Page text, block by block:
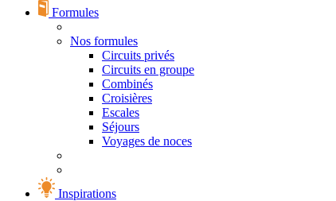
Formules
Nos formules
Circuits privés
Circuits en groupe
Combinés
Croisières
Escales
Séjours
Voyages de noces
Inspirations